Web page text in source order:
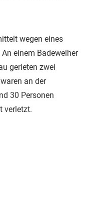
wegen eines
einem Badeweiher
gerieten zwei
an der
30 Personen
verletzt.